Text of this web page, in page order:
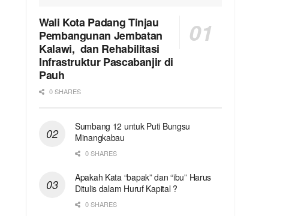
Wali Kota Padang Tinjau
Pembangunan Jembatan
Kalawi, dan Rehabilitasi
Infrastruktur Pascabanjir di
Pauh
0 SHARES
Sumbang 12 untuk Puti Bungsu
Minangkabau
0 SHARES
Apakah Kata “bapak” dan “ibu” Harus
Ditulis dalam Huruf Kapital ?
0 SHARES